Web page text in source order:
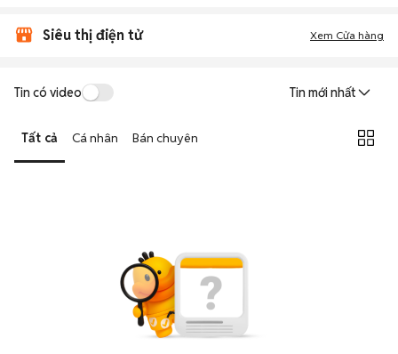
Siêu thị điện tử Xem Cửa hàng
Tin có video Tin mới nhất
Tất cả Cá nhân Bán chuyên